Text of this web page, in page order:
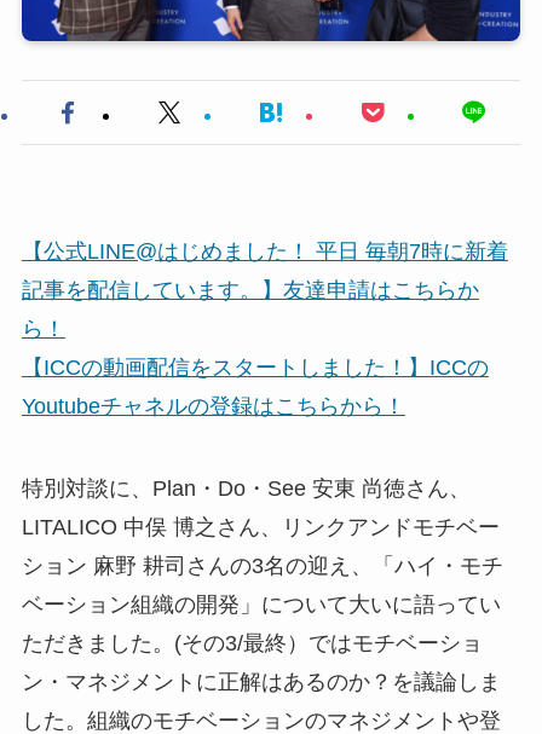
【公式LINE@はじめました！ 平日 毎朝7時に新着
記事を配信しています。】友達申請はこちらか
ら！
【ICCの動画配信をスタートしました！】ICCの
Youtubeチャネルの登録はこちらから！
特別対談に、Plan・Do・See 安東 尚徳さん、
LITALICO 中俣 博之さん、リンクアンドモチベー
ション 麻野 耕司さんの3名の迎え、「ハイ・モチ
ベーション組織の開発」について大いに語ってい
ただきました。(その3/最終）ではモチベーショ
ン・マネジメントに正解はあるのか？を議論しま
した。組織のモチベーションのマネジメントや登